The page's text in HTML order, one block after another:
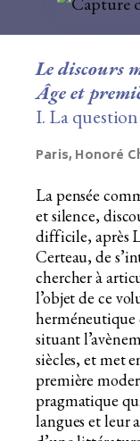
Le discours
Âge et
I. La
Paris, Honoré
La pensée
et silence,
difficile, après
Certeau, de
chercher à
l’objet de ce
herméneutique
situant
siècles, et met
première
pragmatique
langues et leur